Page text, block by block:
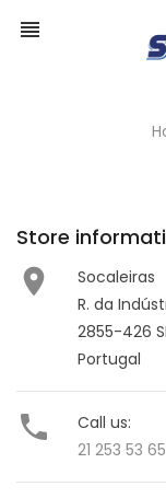
Store

Socaleiras
R. da
2855-426
Portugal

Call us:
21 253 53 65